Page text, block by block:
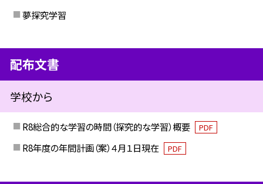
夢探究学習
配布文書
学校から
R8総合的な学習の時間（探究的な学習）概要 PDF
R8年度の年間計画（案）４月１日現在 PDF